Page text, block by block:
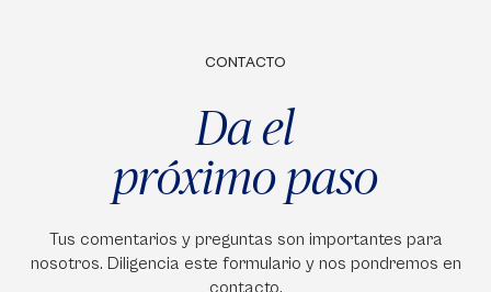
CONTACTO
Da el
próximo paso
Tus comentarios y preguntas son importantes para
nosotros. Diligencia este formulario y nos pondremos en
contacto.